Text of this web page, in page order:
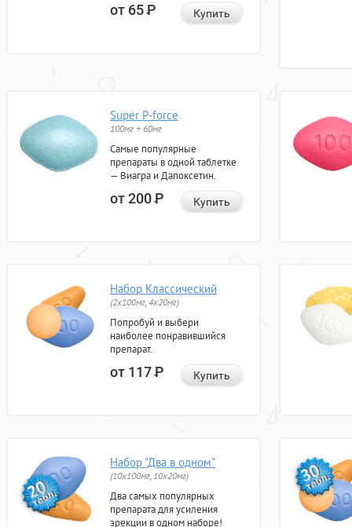
от 65Р Купить
Super P-force
100мг + 60мг
Самые популярные
препараты в одной таблетке
— Виагра и Дапоксетин.
от 200Р Купить
Набор Классический
(2x100мг, 4x20мг)
Попробуй и выбери
наиболее понравившийся
препарат.
от 117Р Купить
Набор "Два в одном"
(10x100мг, 10x20мг)
Два самых популярных
препарата для усиления
эрекции в одном наборе!